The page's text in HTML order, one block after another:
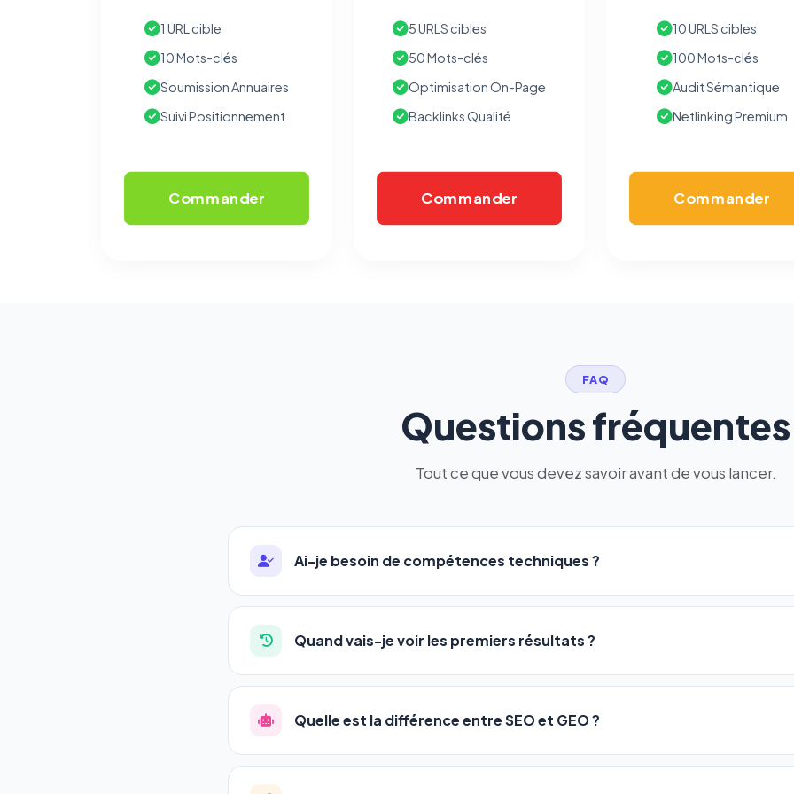
1 URL cible
10 Mots-clés
Soumission Annuaires
Suivi Positionnement
Commander
5 URLS cibles
50 Mots-clés
Optimisation On-Page
Backlinks Qualité
Commander
10 URLS cibles
100 Mots-clés
Audit Sémantique
Netlinking Premium
Commander
FAQ
Questions fréquentes
Tout ce que vous devez savoir avant de vous lancer.
Ai-je besoin de compétences techniques ?
Absolument pas. Notre logiciel a été conçu pour être accessible àtous les profils:
auto-entrepreneurs, PME ou agences. Pas de code, pas de configuration complexe —
l'adresse de votre site, décrivez votre activité, et le logiciel gère tout en automatique
Quand vais-je voir les premiers résultats ?
La plupart de nos utilisateurs observent une amélioration de leur positionnement en4
progression
votre tableau de bord.
Quelle est la différence entre SEO et GEO ?
LeSEO(Search Engine Optimization) vous positionne sur les moteurs classiques :
GEO(Generative Engine Optimization) va plus loin : il fait en sorte que les IA